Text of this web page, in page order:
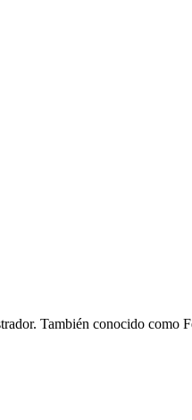
También conocido como